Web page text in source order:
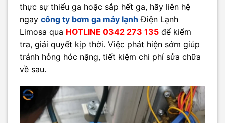
thực sự thiếu ga hoặc sắp hết ga, hãy liên hệ
ngay công ty bơm ga máy lạnh Điện Lạnh
Limosa qua HOTLINE 0342 273 135 để kiểm
tra, giải quyết kịp thời. Việc phát hiện sớm giúp
tránh hỏng hóc nặng, tiết kiệm chi phí sửa chữa
về sau.